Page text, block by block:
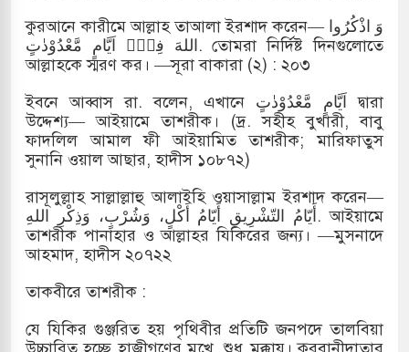
কুরআনে কারীমে আল্লাহ তাআলা ইরশাদ করেন— وَ اذْكُرُوا
اللهَ فِيْۤ اَيَّامٍ مَّعْدُوْدٰتٍ. তোমরা নির্দিষ্ট দিনগুলোতে
আল্লাহকে স্মরণ কর। —সূরা বাকারা (২) : ২০৩
ইবনে আব্বাস রা. বলেন, এখানে اَيَّامٍ مَّعْدُوْدٰتٍ দ্বারা
উদ্দেশ্য— আইয়ামে তাশরীক। (দ্র. সহীহ বুখারী, বাবু
ফাদলিল আমাল ফী আইয়ামিত তাশরীক; মারিফাতুস
সুনানি ওয়াল আছার, হাদীস ১০৮৭২)
রাসূলুল্লাহ সাল্লাল্লাহু আলাইহি ওয়াসাল্লাম ইরশাদ করেন—
أَيّامُ التّشْرِيقِ أَيّامُ أَكْلٍ، وَشُرْبٍ، وَذِكْرِ اللهِ. আইয়ামে
তাশরীক পানাহার ও আল্লাহর যিকিরের জন্য। —মুসনাদে
আহমাদ, হাদীস ২০৭২২
তাকবীরে তাশরীক :
যে যিকির গুঞ্জরিত হয় পৃথিবীর প্রতিটি জনপদে তালবিয়া